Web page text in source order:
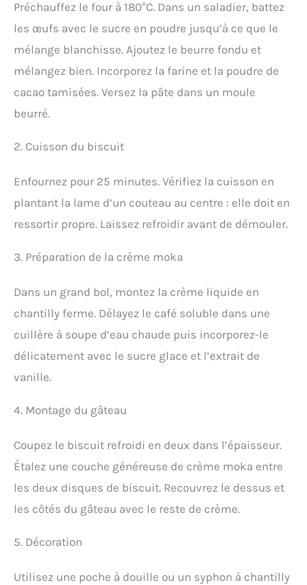
Préchauffez le four à 180°C. Dans un saladier, battez
les œufs avec le sucre en poudre jusqu’à ce que le
mélange blanchisse. Ajoutez le beurre fondu et
mélangez bien. Incorporez la farine et la poudre de
cacao tamisées. Versez la pâte dans un moule
beurré.
2. Cuisson du biscuit
Enfournez pour 25 minutes. Vérifiez la cuisson en
plantant la lame d’un couteau au centre : elle doit en
ressortir propre. Laissez refroidir avant de démouler.
3. Préparation de la crème moka
Dans un grand bol, montez la crème liquide en
chantilly ferme. Délayez le café soluble dans une
cuillère à soupe d’eau chaude puis incorporez-le
délicatement avec le sucre glace et l’extrait de
vanille.
4. Montage du gâteau
Coupez le biscuit refroidi en deux dans l’épaisseur.
Étalez une couche généreuse de crème moka entre
les deux disques de biscuit. Recouvrez le dessus et
les côtés du gâteau avec le reste de crème.
5. Décoration
Utilisez une poche à douille ou un syphon à chantilly